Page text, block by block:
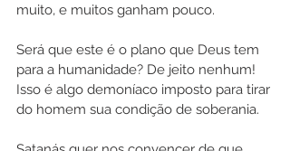
muito, e muitos ganham pouco.
Será que este é o plano que Deus tem
para a humanidade? De jeito nenhum!
Isso é algo demoníaco imposto para tirar
do homem sua condição de soberania.